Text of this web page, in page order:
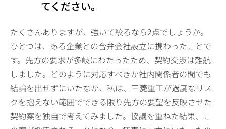
てください。
たくさんありますが、強いて絞るなら2点でしょうか。
ひとつは、ある企業との合弁会社設立に携わったことで
す。先方の要求が多岐にわたったため、契約交渉は難航
しました。どのように対応すべきか社内関係者の間でも
結論を出せずにいたなか、私は、三菱重工が過度なリス
クを抱えない範囲でできる限り先方の要望を反映させた
契約案を独自で考えてみました。協議を重ねた結果、こ